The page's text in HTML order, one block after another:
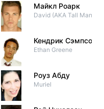
Майкл Роарк
David (AKA Tall Man)
Кендрик Сэмпсон
Ethan Greene
Роуз Абду
Muriel